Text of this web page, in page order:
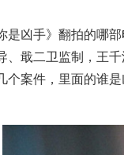
是凶手》翻拍的哪部
、戢二卫监制，王
个案件，里面的谁